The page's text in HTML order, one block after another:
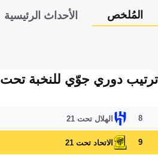
المُلخص الأحداث الرئيسية
ترتيب دوري جوّي للنخبة تحت 21
8 الهلال تحت 21
9 الاتحاد تحت 21